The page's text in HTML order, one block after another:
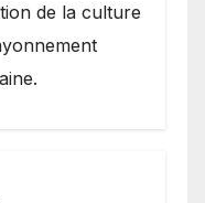
de la culture